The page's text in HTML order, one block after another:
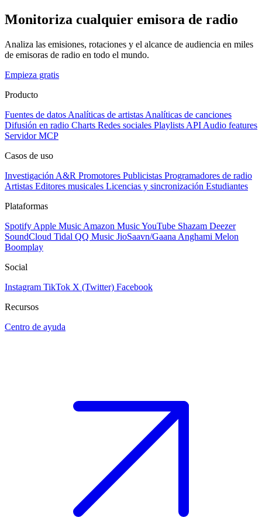
Monitoriza cualquier emisora de radio
Analiza las emisiones, rotaciones y el alcance de audiencia en miles
de emisoras de radio en todo el mundo.
Empieza gratis
Producto
Fuentes de datos Analíticas de artistas Analíticas de canciones
Difusión en radio Charts Redes sociales Playlists API Audio features
Servidor MCP
Casos de uso
Investigación A&R Promotores Publicistas Programadores de radio
Artistas Editores musicales Licencias y sincronización Estudiantes
Plataformas
Spotify Apple Music Amazon MusicYouTube Shazam Deezer
SoundCloud Tidal QQ Music JioSaavn/Gaana Anghami Melon
Boomplay
Social
Instagram TikTok X (Twitter) Facebook
Recursos
Centro de ayuda